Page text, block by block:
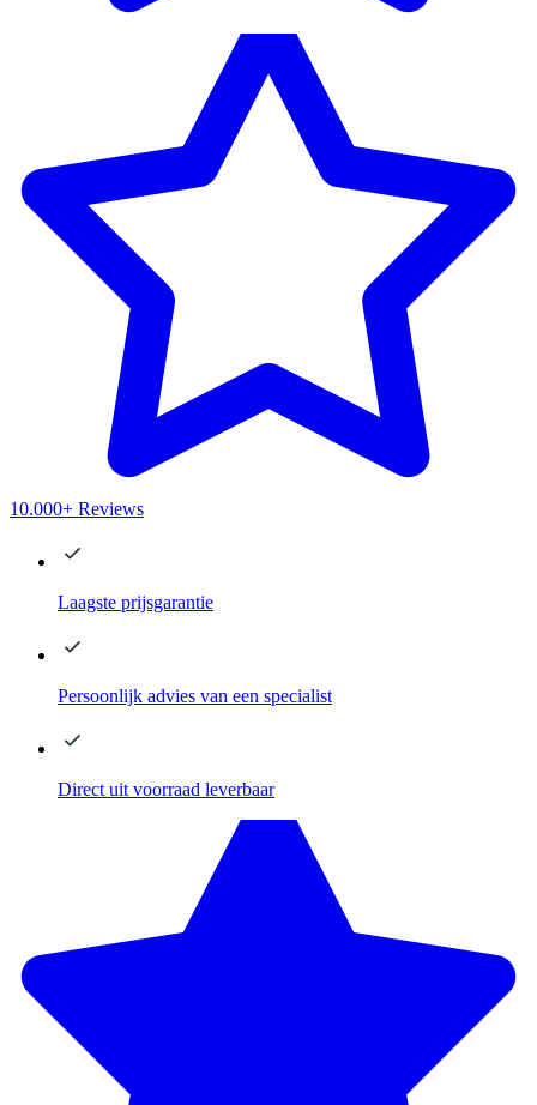
10.000+ Reviews
Laagste prijsgarantie
Persoonlijk advies van een specialist
Direct uit voorraad leverbaar